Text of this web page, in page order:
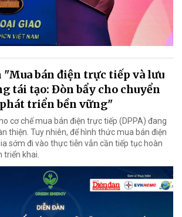
"Mua bán điện trực tiếp và lưu
tái tạo: Đòn bẩy cho chuyển
triển bền vững"
cơ chế mua bán điện trực tiếp (DPPA) đang
thiện. Tuy nhiên, để hình thức mua bán điện
sớm đi vào thực tiễn vẫn cần tiếp tục hoàn
triển khai.